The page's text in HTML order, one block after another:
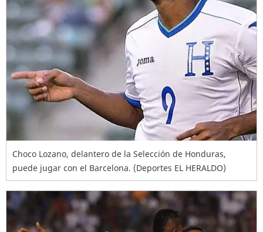
Choco Lozano, delantero de la Selección de Honduras,
puede jugar con el Barcelona. (Deportes EL HERALDO)